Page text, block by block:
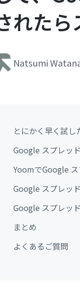
れた
Natsumi
とにかく早く試し
Google スプレッ
YoomでGoogle
Google スプレッ
Google スプレッ
まとめ
よくあるご質問